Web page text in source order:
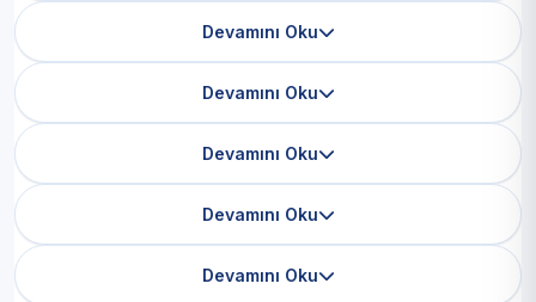
Devamını Oku
Devamını Oku
Devamını Oku
Devamını Oku
Devamını Oku